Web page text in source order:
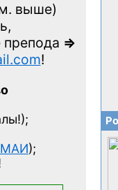
выше)
=>
!
МАИ);